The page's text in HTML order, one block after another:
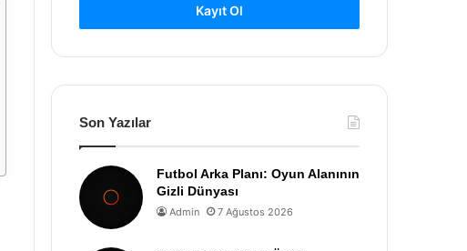
Kayıt Ol
Son Yazılar
Futbol Arka Planı: Oyun Alanının
Gizli Dünyası
Admin 7 Ağustos 2026